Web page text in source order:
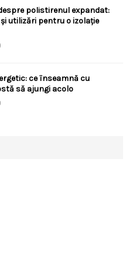
polistirenul expandat:
utilizări pentru o izolație
ce înseamnă cu
să ajungi acolo